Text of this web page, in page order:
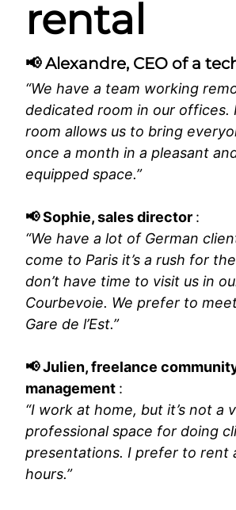
rental
📢 Alexandre, CEO of a
“We have a team working
dedicated room in our offices.
room allows us to bring
once a month in a pleasant
equipped space.”
📢Sophie, sales director :
“We have a lot of German
come to Paris it’s a rush for
don’t have time to visit us in
Courbevoie. We prefer to
Gare de l’Est.”
📢Julien, freelance
management :
“I work at home, but it’s not a
professional space for doing
presentations. I prefer to rent
hours.”